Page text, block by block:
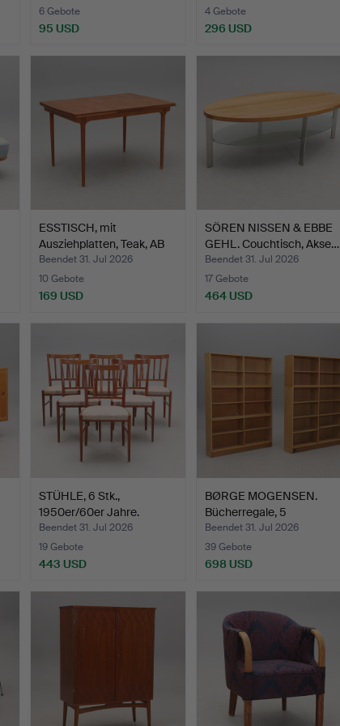
6 Gebote
95 USD
4 Gebote
296 USD
ESSTISCH, mit
Ausziehplatten, Teak, AB
Möb…
Beendet 31. Jul 2026
10 Gebote
169 USD
SÖREN NISSEN & EBBE
GEHL. Couchtisch, Akse…
Beendet 31. Jul 2026
17 Gebote
464 USD
STÜHLE, 6 Stk.,
1950er/60er Jahre.
Beendet 31. Jul 2026
19 Gebote
443 USD
BØRGE MOGENSEN.
Bücherregale, 5
Sektionen,…
Beendet 31. Jul 2026
39 Gebote
698 USD